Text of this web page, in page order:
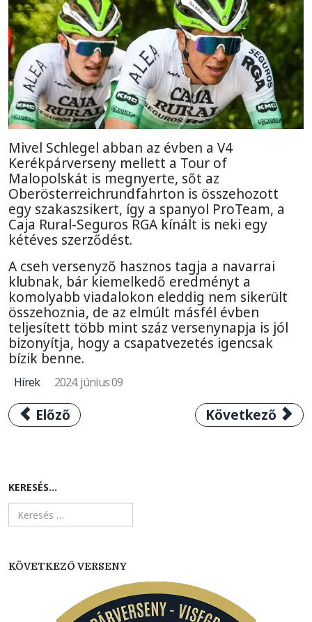
Mivel Schlegel abban az évben a V4
Kerékpárverseny mellett a Tour of
Malopolskát is megnyerte, sőt az
Oberösterreichrundfahrton is összehozott
egy szakaszsikert, így a spanyol ProTeam, a
Caja Rural-Seguros RGA kínált is neki egy
kétéves szerződést.
A cseh versenyző hasznos tagja a navarrai
klubnak, bár kiemelkedő eredményt a
komolyabb viadalokon eleddig nem sikerült
összehoznia, de az elmúlt másfél évben
teljesített több mint száz versenynapja is jól
bizonyítja, hogy a csapatvezetés igencsak
bízik benne.
Hírek 2024. június 09
Előző cikk: Idén is Pannonhalmán lesz az
Előző Következő
Következő
KERESÉS...
KÖVETKEZŐ VERSENY